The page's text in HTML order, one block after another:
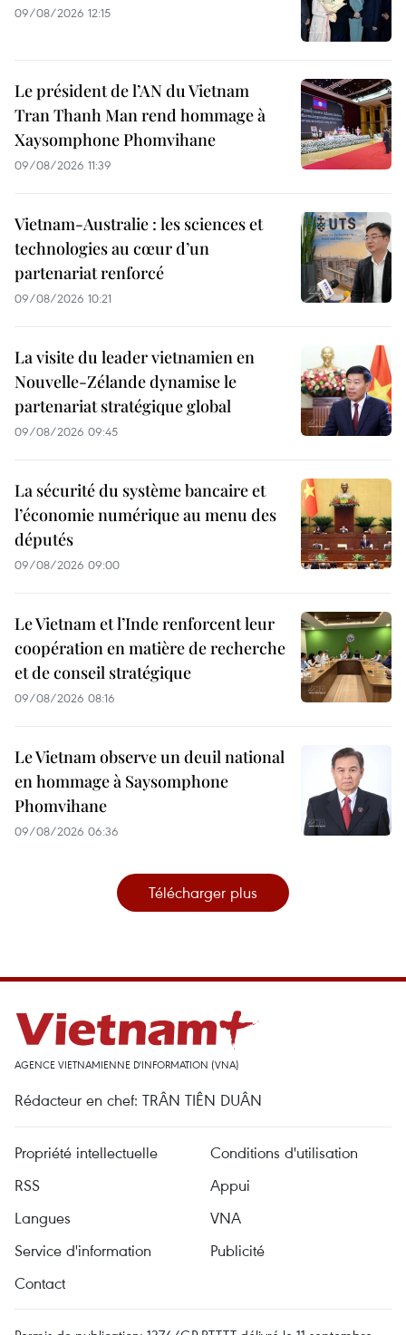
09/08/2026 12:15
Le président de l’AN du Vietnam
Tran Thanh Man rend hommage à
Xaysomphone Phomvihane
09/08/2026 11:39
Vietnam-Australie : les sciences et
technologies au cœur d’un
partenariat renforcé
09/08/2026 10:21
La visite du leader vietnamien en
Nouvelle-Zélande dynamise le
partenariat stratégique global
09/08/2026 09:45
La sécurité du système bancaire et
l’économie numérique au menu des
députés
09/08/2026 09:00
Le Vietnam et l’Inde renforcent leur
coopération en matière de recherche
et de conseil stratégique
09/08/2026 08:16
Le Vietnam observe un deuil national
en hommage à Saysomphone
Phomvihane
09/08/2026 06:36
Télécharger plus
AGENCE VIETNAMIENNE D'INFORMATION (VNA)
Rédacteur en chef: TRÂN TIÊN DUÂN
Propriété intellectuelle
Conditions d'utilisation
RSS
Appui
Langues
VNA
Service d'information
Publicité
Contact